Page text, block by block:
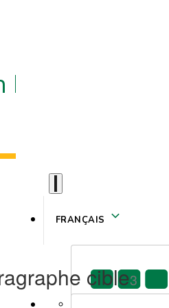
CLA 2.0
FRANÇAIS
cible3